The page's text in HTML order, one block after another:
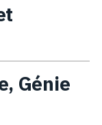
Génie